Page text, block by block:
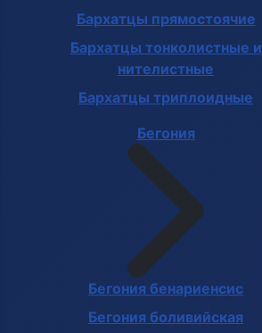
Бархатцы прямостоячие
Бархатцы тонколистные и
нителистные
Бархатцы триплоидные
Бегония
Бегония бенариенсис
Бегония боливийская